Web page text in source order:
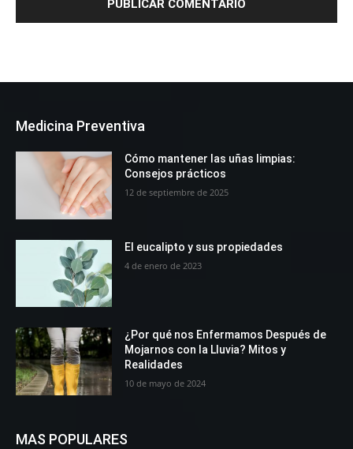
Medicina Preventiva
Cómo mantener las uñas limpias:
Consejos prácticos
12 de septiembre de 2025
El eucalipto y sus propiedades
4 de enero de 2023
¿Por qué nos Enfermamos Después de
Mojarnos con la Lluvia? Mitos y
Realidades
10 de mayo de 2024
MAS POPULARES